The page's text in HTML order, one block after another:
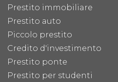
Prestito immobiliare
Prestito auto
Piccolo prestito
Credito d'investimento
Prestito ponte
Prestito per studenti